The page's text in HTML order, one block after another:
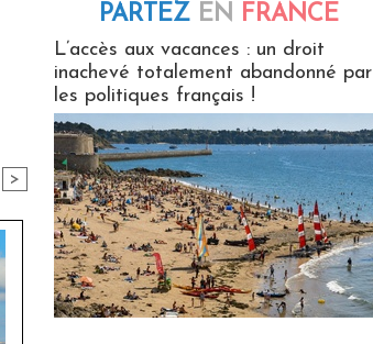
>
PARTEZ EN FRANCE
L’accès aux vacances : un droit
inachevé totalement abandonné par
les politiques français !